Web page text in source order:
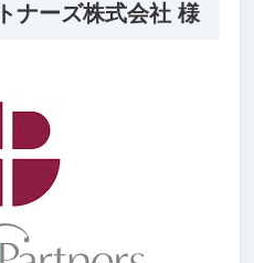
ナーズ株式会社 様